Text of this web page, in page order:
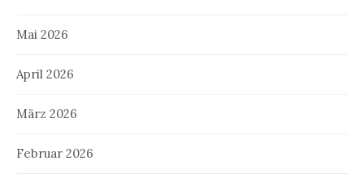
Mai 2026
April 2026
März 2026
Februar 2026